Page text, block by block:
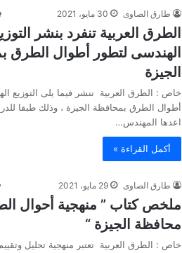
طارق الصاوى 30 مايو، 2021
الطرق العربية تنفرد بنشر
الهندسى لتطور أطوال الطرق
الجيزة
خاص : الطرق العربية ننشر فيما يلى التوزيع
أطوال الطرق بمحافظة الجيزة ، وذلك طبقا
اعدها المهندس…
أكمل القراءة »
طارق الصاوى 29 مايو، 2021
ملخص كتاب ” منهجية أحوال
محافظة الجيزة “
خاص : الطرق العربية تعتبر منهجية تحليل